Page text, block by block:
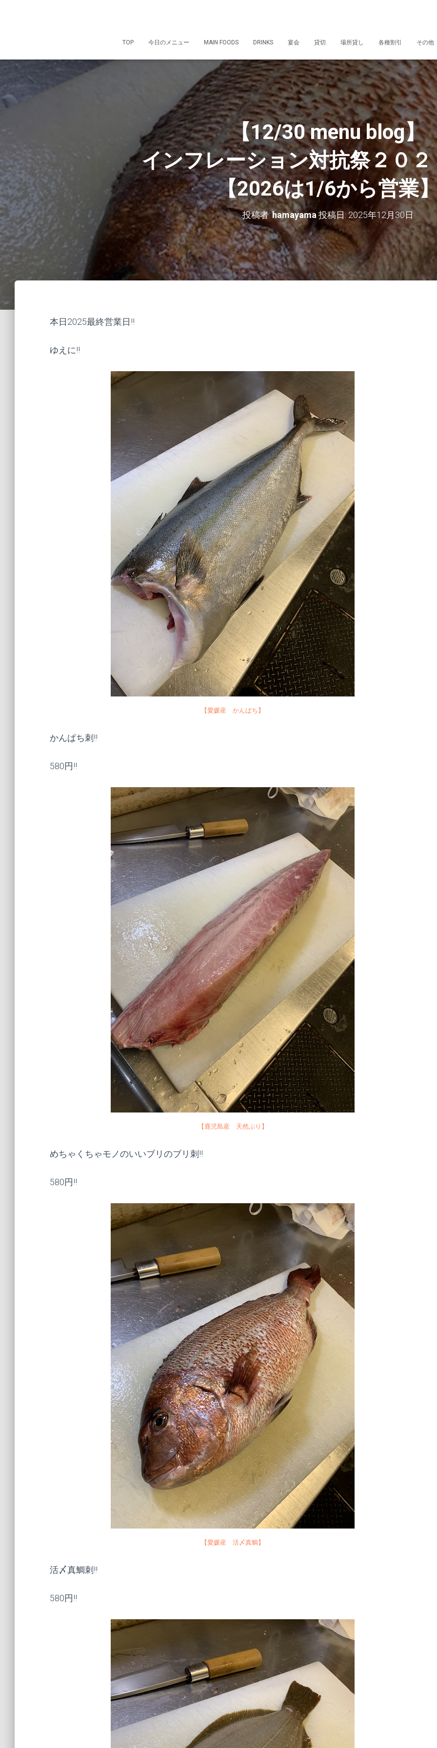
TOP 今日のメニュー MAIN FOODS DRINKS 宴会 貸切 場所貸し 各種割引 その他
【12/30 menu blog】
インフレーション対抗祭２０
【2026は1/6から営業
投稿者:hamayama 投稿日: 2025年12月30日
本日2025最終営業日!!
ゆえに!!
【愛媛産 かんぱち】
かんぱち刺!!
580円!!
【鹿児島産 天然ぶり】
めちゃくちゃモノのいいブリのブリ刺!!
580円!!
【愛媛産 活〆真鯛】
活〆真鯛刺!!
580円!!